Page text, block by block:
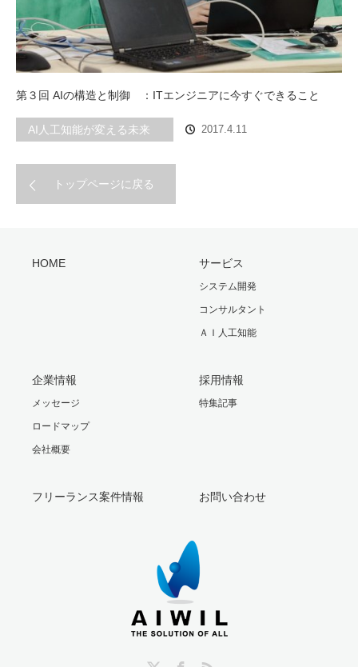
第３回 AIの構造と制御 ：ITエンジニアに今すぐできること
AI人工知能が変える未来 2017.4.11
トップページに戻る
HOME サービス
システム開発
コンサルタント
ＡＩ人工知能
企業情報
メッセージ
ロードマップ
会社概要
採用情報
特集記事
フリーランス案件情報 お問い合わせ